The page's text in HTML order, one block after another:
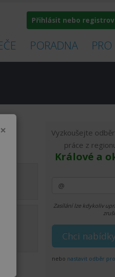
Přihlásit nebo
PORADNA
Vyzkoušejte
práce z
Králové a
Zasílání lze kdykoliv
nebo nastavit odběr
×